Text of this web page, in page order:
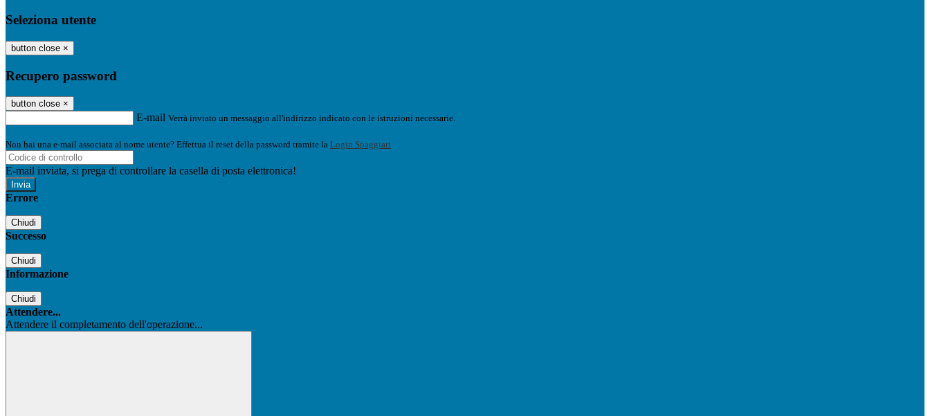
Seleziona utente
button close ×
Recupero password
button close ×
E-mail Verrà inviato un messaggio all'indirizzo indicato con le istruzioni necessarie.
Non hai una e-mail associata al nome utente? Effettua il reset della password tramite la Login Spaggiari
E-mail inviata, si prega di controllare la casella di posta elettronica!
Errore
Chiudi
Successo
Chiudi
Informazione
Chiudi
Attendere...
Attendere il completamento dell'operazione...